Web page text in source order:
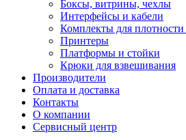
Боксы, витрины, чехлы
Интерфейсы и кабели
Комплекты для
Принтеры
Платформы и стойки
Крюки для взвешивания
Производители
Оплата и доставка
Контакты
О компании
Сервисный центр